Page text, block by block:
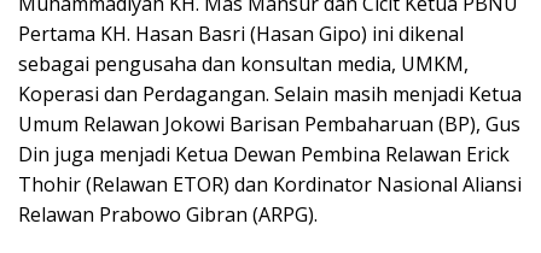
Pertama KH. Hasan Basri (Hasan Gipo) ini dikenal
sebagai pengusaha dan konsultan media, UMKM,
Koperasi dan Perdagangan. Selain masih menjadi Ketua
Umum Relawan Jokowi Barisan Pembaharuan (BP), Gus
Din juga menjadi Ketua Dewan Pembina Relawan Erick
Thohir (Relawan ETOR) dan Kordinator Nasional Aliansi
Relawan Prabowo Gibran (ARPG).